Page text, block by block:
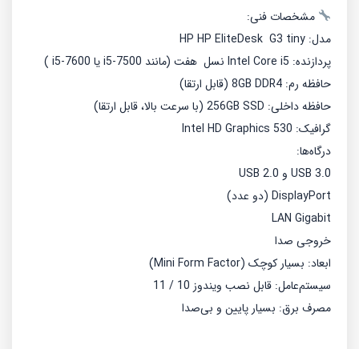
مشخصات فنی:
مدل: HP HP EliteDesk G3 tiny
پردازنده: Intel Core i5 نسل هفت (مانند i5-7500 یا i5-7600 )
حافظه رم: 8GB DDR4 (قابل ارتقا)
حافظه داخلی: 256GB SSD (با سرعت بالا، قابل ارتقا)
گرافیک: Intel HD Graphics 530
درگاه‌ها:
USB 3.0 و USB 2.0
DisplayPort (دو عدد)
LAN Gigabit
خروجی صدا
ابعاد: بسیار کوچک (Mini Form Factor)
سیستم‌عامل: قابل نصب ویندوز 10 / 11
مصرف برق: بسیار پایین و بی‌صدا